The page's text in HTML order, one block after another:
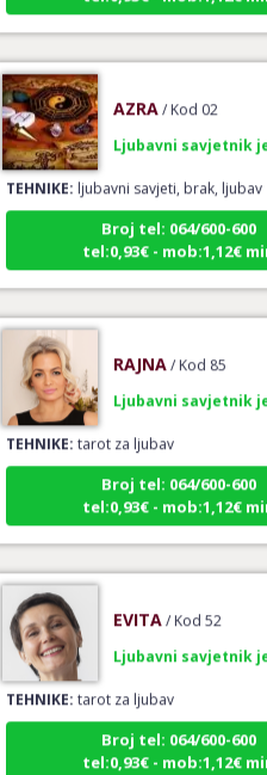
TEHNIKE:ljubavni savjeti, brak, ljubav
Broj tel: 064/600-600
tel:0,93€ - mob:1,12€ min
TEHNIKE:tarot za ljubav
Broj tel: 064/600-600
tel:0,93€ - mob:1,12€ min
TEHNIKE:tarot za ljubav
Broj tel: 064/600-600
tel:0,93€ - mob:1,12€ min